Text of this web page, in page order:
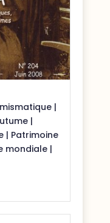
|
|
| Patrimoine
mondiale|